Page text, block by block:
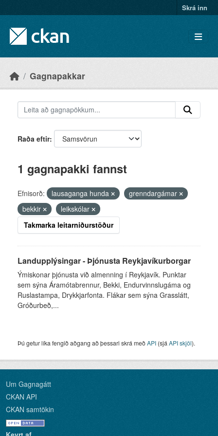
Skrá inn
Gagnapakkar
Raða eftir
1 gagnapakki fannst
Efnisorð: lausaganga hunda
grenndargámar
bekkir
leikskólar
Takmarka leitarniðurstöður
Landupplýsingar - Þjónusta Reykjavíkurborgar
Ýmiskonar þjónusta við almenning í Reykjavík. Punktar
sem sýna Áramótabrennur, Bekki, Endurvinnslugáma og
Ruslastampa, Drykkjarfonta. Flákar sem sýna Grasslátt,
Gróðurbeð,...
Þú getur líka fengið aðgang að þessari skrá meðAPI (sjá API skjöl).
Um Gagnagátt
CKAN API
CKAN samtökin